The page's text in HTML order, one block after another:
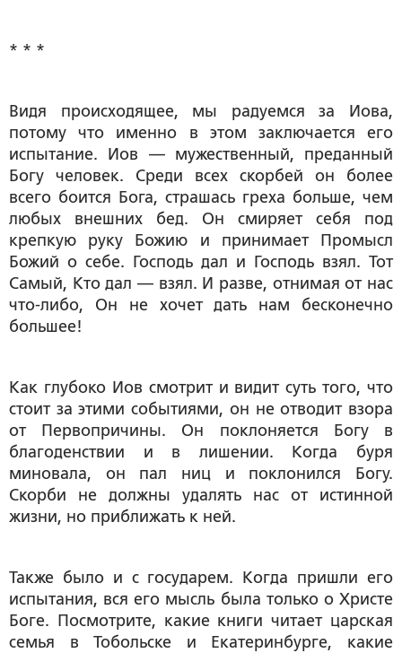
* * *
Видя происходящее, мы радуемся за Иова,
потому что именно в этом заключается его
испытание. Иов — мужественный, преданный
Богу человек. Среди всех скорбей он более
всего боится Бога, страшась греха больше, чем
любых внешних бед. Он смиряет себя под
крепкую руку Божию и принимает Промысл
Божий о себе. Господь дал и Господь взял. Тот
Самый, Кто дал — взял. И разве, отнимая от нас
что-либо, Он не хочет дать нам бесконечно
большее!
Как глубоко Иов смотрит и видит суть того, что
стоит за этими событиями, он не отводит взора
от Первопричины. Он поклоняется Богу в
благоденствии и в лишении. Когда буря
миновала, он пал ниц и поклонился Богу.
Скорби не должны удалять нас от истинной
жизни, но приближать к ней.
Также было и с государем. Когда пришли его
испытания, вся его мысль была только о Христе
Боге. Посмотрите, какие книги читает царская
семья в Тобольске и Екатеринбурге, какие